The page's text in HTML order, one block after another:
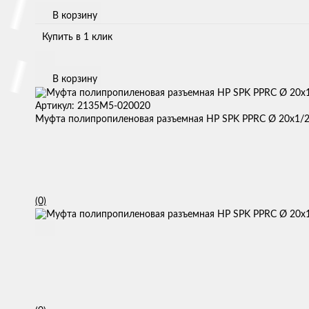
В корзину
Купить в 1 клик
В корзину
Артикул: 2135M5-020020
Муфта полипропиленовая разъемная НР SPK PPRC Ø 20х1/
(0)